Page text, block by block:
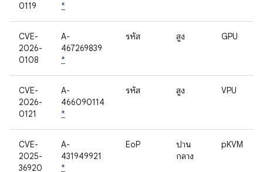
0119
*
CVE-
2026-
0108
A-
467269839
*
รหัส สูง GPU
CVE-
2026-
0121
A-
466090114
*
รหัส สูง VPU
CVE-
2025-
36920
A-
431949921
*
EoP
ปาน
กลาง
pKVM